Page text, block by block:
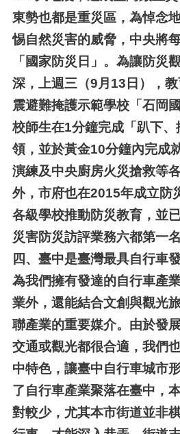
東勢也都是重災區，為悼念
惕自然災害的威脅，中央將
「國家防災日」。為讓防災
深，上週三（9月13日），
震避難掩護示範學校「石岡
校師生在1分鐘完成「趴下
領，並於黃金10分鐘內完成
演練及中央廚房火災搶救等
外，市府也在2015年成立防
各級學校推動防災教育，並
災害防災訪評業務六都第一
四、 臺中是臺灣最具自行車
為我們擁有發達的自行車產
業外，還能結合文創與觀光
聯產業的重要媒介。由於發
交通或觀光都很合適，我們
中特色，讓臺中自行車城市
了自行車產業聚落在臺中，
對較少，尤其本市街道並非